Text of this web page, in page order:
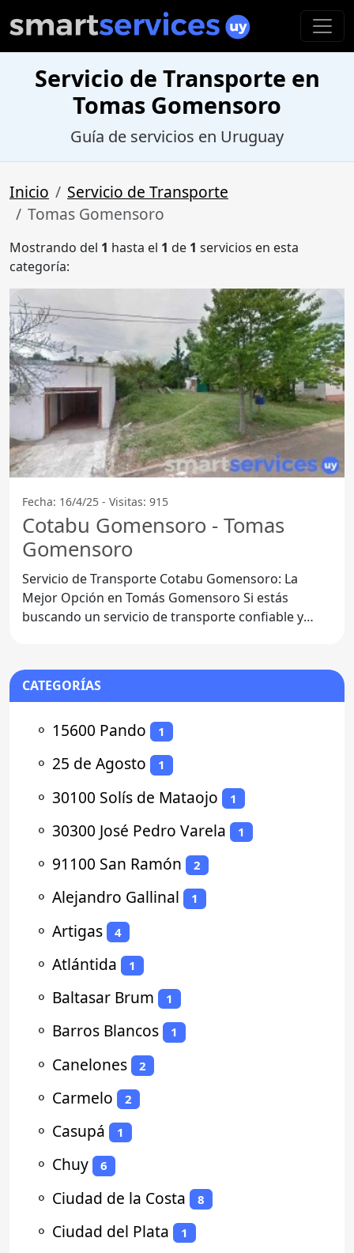
Servicio de Transporte en
Tomas Gomensoro
Guía de servicios en Uruguay
Inicio
Servicio de Transporte
Tomas Gomensoro
Mostrando del 1 hasta el 1 de 1 servicios en esta
categoría:
Fecha: 16/4/25 - Visitas: 915
Cotabu Gomensoro - Tomas
Gomensoro
Servicio de Transporte Cotabu Gomensoro: La
Mejor Opción en Tomás Gomensoro Si estás
buscando un servicio de transporte confiable y
CATEGORÍAS
⚬ 15600 Pando 1
⚬ 25 de Agosto 1
⚬ 30100 Solís de Mataojo 1
⚬ 30300 José Pedro Varela 1
⚬ 91100 San Ramón 2
⚬ Alejandro Gallinal 1
⚬ Artigas 4
⚬ Atlántida 1
⚬ Baltasar Brum 1
⚬ Barros Blancos 1
⚬ Canelones 2
⚬ Carmelo 2
⚬ Casupá 1
⚬ Chuy 6
⚬ Ciudad de la Costa 8
⚬ Ciudad del Plata 1